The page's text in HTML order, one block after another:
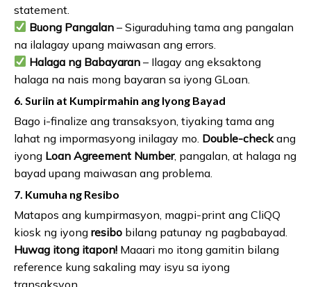
statement.
Buong Pangalan – Siguraduhing tama ang pangalan
na ilalagay upang maiwasan ang errors.
Halaga ng Babayaran – Ilagay ang eksaktong
halaga na nais mong bayaran sa iyong GLoan.
6. Suriin at Kumpirmahin ang Iyong Bayad
Bago i-finalize ang transaksyon, tiyaking tama ang
lahat ng impormasyong inilagay mo. Double-checkang
iyong Loan Agreement Number, pangalan, at halaga ng
bayad upang maiwasan ang problema.
7. Kumuha ng Resibo
Matapos ang kumpirmasyon, magpi-print ang CliQQ
kiosk ng iyong resibo bilang patunay ng pagbabayad.
Huwag itong itapon! Maaari mo itong gamitin bilang
reference kung sakaling may isyu sa iyong
transaksyon.